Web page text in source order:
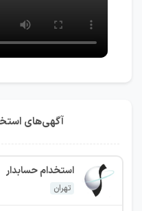
آگهی‌های
استخدام حسابدار
تهران